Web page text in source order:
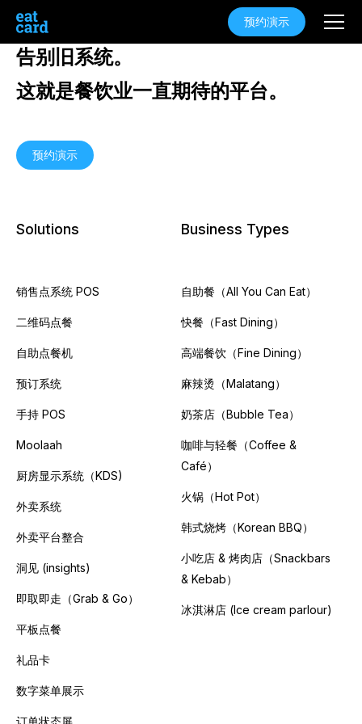
预约演示
告别旧系统。
这就是餐饮业一直期待的平台。
预约演示
Solutions
销售点系统 POS
二维码点餐
自助点餐机
预订系统
手持 POS
Moolaah
厨房显示系统（KDS)
外卖系统
外卖平台整合
洞见 (insights)
即取即走（Grab & Go）
平板点餐
礼品卡
数字菜单展示
订单状态屏
Business Types
自助餐（All You Can Eat）
快餐（Fast Dining）
高端餐饮（Fine Dining）
麻辣烫（Malatang）
奶茶店（Bubble Tea）
咖啡与轻餐（Coffee &
Café）
火锅（Hot Pot）
韩式烧烤（Korean BBQ）
小吃店 & 烤肉店（Snackbars
& Kebab）
冰淇淋店 (Ice cream parlour)